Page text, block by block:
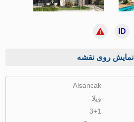
نمایش روی نقشه
Alsancak
ویلا
3+1